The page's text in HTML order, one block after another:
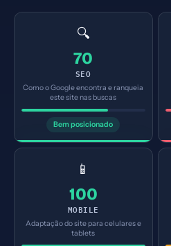
🔍
70
SEO
Como o Google encontra e ranqueia
este site nas buscas
Bem posicionado
📱
100
MOBILE
Adaptação do site para celulares e
tablets